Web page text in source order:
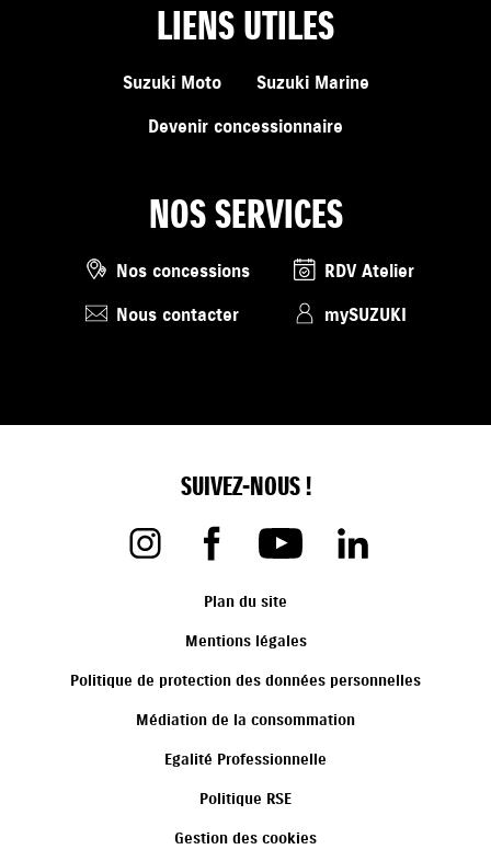
LIENS UTILES
Suzuki Moto
Suzuki Marine
Devenir concessionnaire
NOS SERVICES
Nos concessions
Nous contacter
RDV Atelier
mySUZUKI
SUIVEZ-NOUS !
Plan du site
Mentions légales
Politique de protection des données personnelles
Médiation de la consommation
Egalité Professionnelle
Politique RSE
Gestion des cookies